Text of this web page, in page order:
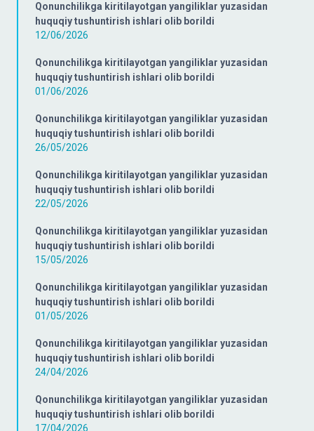
Qonunchilikga kiritilayotgan yangiliklar yuzasidan
huquqiy tushuntirish ishlari olib borildi
12/06/2026
Qonunchilikga kiritilayotgan yangiliklar yuzasidan
huquqiy tushuntirish ishlari olib borildi
01/06/2026
Qonunchilikga kiritilayotgan yangiliklar yuzasidan
huquqiy tushuntirish ishlari olib borildi
26/05/2026
Qonunchilikga kiritilayotgan yangiliklar yuzasidan
huquqiy tushuntirish ishlari olib borildi
22/05/2026
Qonunchilikga kiritilayotgan yangiliklar yuzasidan
huquqiy tushuntirish ishlari olib borildi
15/05/2026
Qonunchilikga kiritilayotgan yangiliklar yuzasidan
huquqiy tushuntirish ishlari olib borildi
01/05/2026
Qonunchilikga kiritilayotgan yangiliklar yuzasidan
huquqiy tushuntirish ishlari olib borildi
24/04/2026
Qonunchilikga kiritilayotgan yangiliklar yuzasidan
huquqiy tushuntirish ishlari olib borildi
17/04/2026